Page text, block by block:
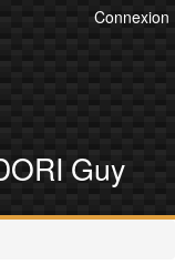
Connexion
Guy